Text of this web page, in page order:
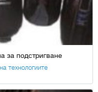
за подстригване
технологиите